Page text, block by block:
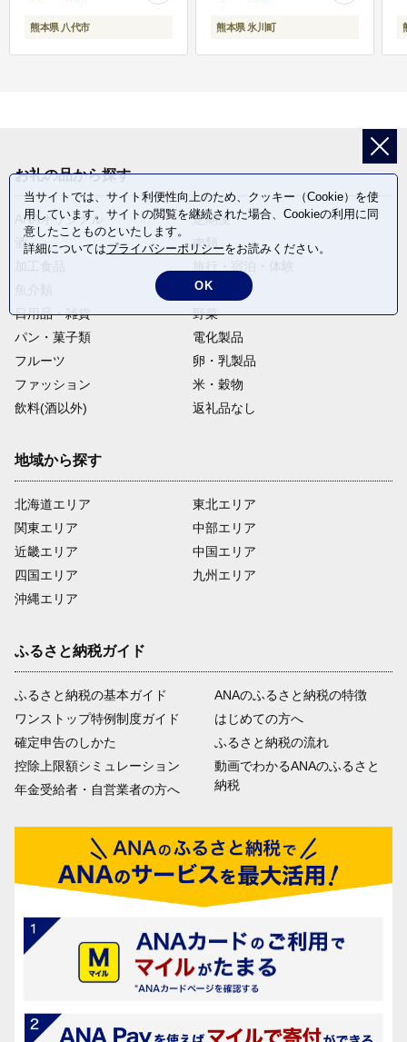
熊本県 八代市 熊本県 氷川町
お礼の品から探す
ANAオリジナル
定期便
酒
肉類
麺類
日用品・雑貨
野菜
パン・菓子類
電化製品
フルーツ
卵・乳製品
ファッション
米・穀物
飲料(酒以外)
返礼品なし
地域から探す
北海道エリア
関東エリア
近畿エリア
四国エリア
沖縄エリア
東北エリア
中部エリア
中国エリア
九州エリア
ふるさと納税ガイド
ふるさと納税の基本ガイド
ワンストップ特例制度ガイド
確定申告のしかた
控除上限額シミュレーション
年金受給者・自営業者の方へ
ANAのふるさと納税の特徴
はじめての方へ
ふるさと納税の流れ
動画でわかるANAのふるさと
納税
当サイトでは、サイト利便性向上のため、クッキー（Cookie）を使
用しています。サイトの閲覧を継続された場合、Cookieの利用に同
意したことものといたします。
詳細についてはプライバシーポリシーをお読みください。
OK